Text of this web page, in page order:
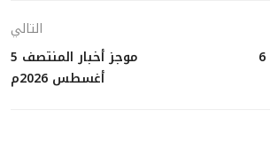
موجز أخبار المنتصف 6
التالي
موجز أخبار المنتصف 5
أغسطس 2026م